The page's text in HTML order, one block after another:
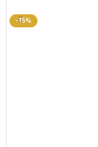
-35%